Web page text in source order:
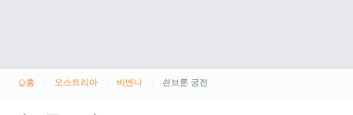
홈 오스트리아 비엔나 쇤브룬 궁전